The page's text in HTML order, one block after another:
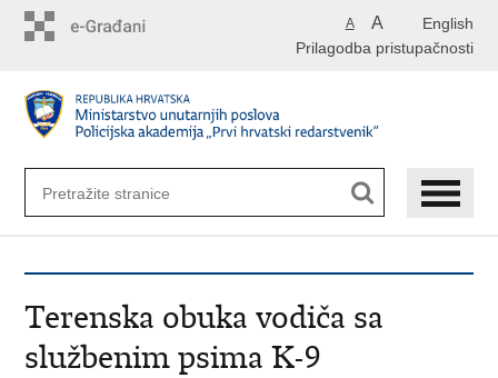
English
A A
Prilagodba pristupačnosti
Terenska obuka vodiča sa
službenim psima K-9